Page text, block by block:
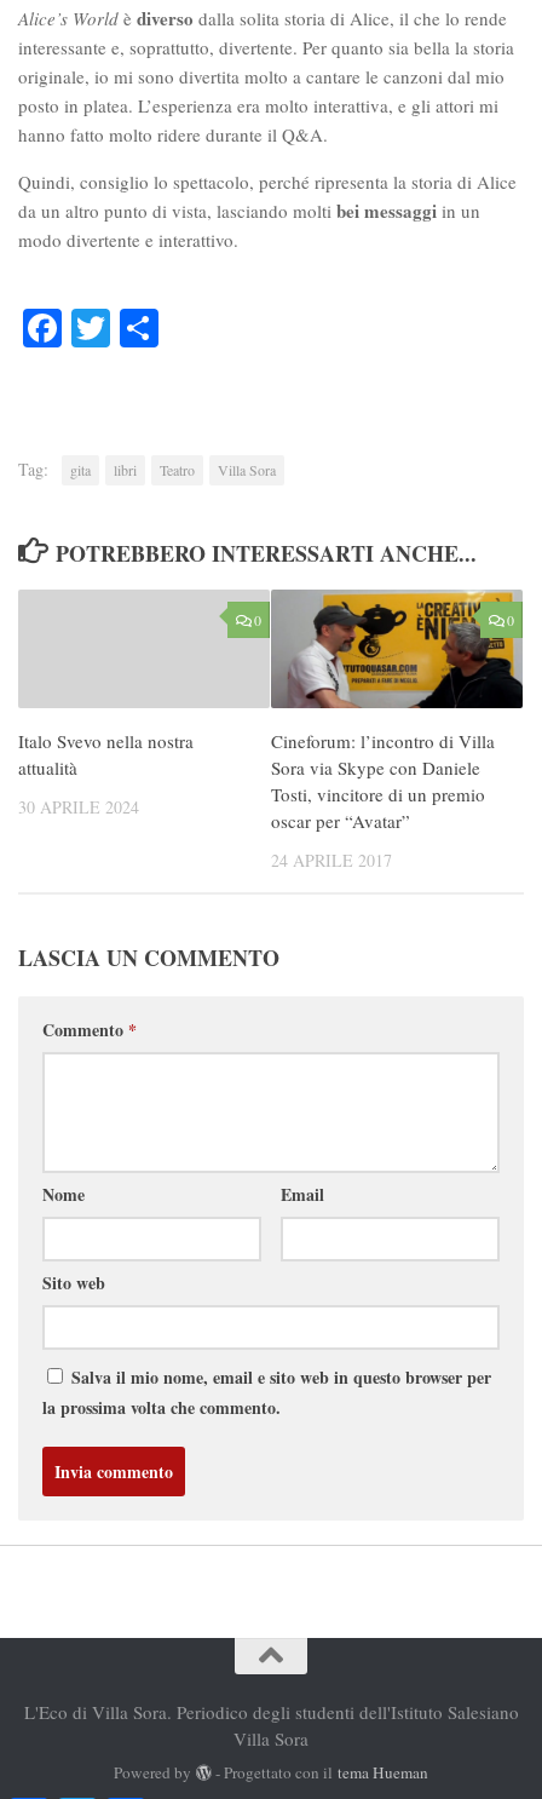
Alice’s World è diverso dalla solita storia di Alice, il che lo rende
interessante e, soprattutto, divertente. Per quanto sia bella la storia
originale, io mi sono divertita molto a cantare le canzoni dal mio
posto in platea. L’esperienza era molto interattiva, e gli attori mi
hanno fatto molto ridere durante il Q&A.
Quindi, consiglio lo spettacolo, perché ripresenta la storia di Alice
da un altro punto di vista, lasciando molti bei messaggi in un
modo divertente e interattivo.
FacebookTwitter
Tag: gita libri Teatro Villa Sora
POTREBBERO INTERESSARTI ANCHE...
0
Italo Svevo nella nostra
attualità
30 APRILE 2024
0
Cineforum: l’incontro di Villa
Sora via Skype con Daniele
Tosti, vincitore di un premio
oscar per “Avatar”
24 APRILE 2017
LASCIA UN COMMENTO
Commento *
Nome Email
Sito web
Salva il mio nome, email e sito web in questo browser per
la prossima volta che commento.
L'Eco di Villa Sora. Periodico degli studenti dell'Istituto Salesiano
Villa Sora
Powered by - Progettato con iltema Hueman